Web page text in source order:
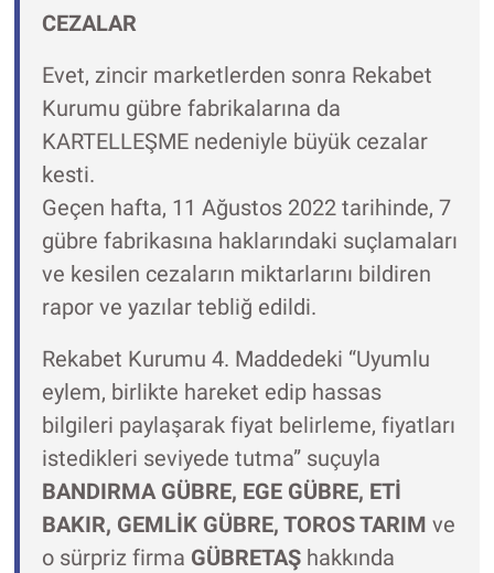
CEZALAR
Evet, zincir marketlerden sonra Rekabet
Kurumu gübre fabrikalarına da
KARTELLEŞME nedeniyle büyük cezalar
kesti.
Geçen hafta, 11 Ağustos 2022 tarihinde, 7
gübre fabrikasına haklarındaki suçlamaları
ve kesilen cezaların miktarlarını bildiren
rapor ve yazılar tebliğ edildi.
Rekabet Kurumu 4. Maddedeki “Uyumlu
eylem, birlikte hareket edip hassas
bilgileri paylaşarak fiyat belirleme, fiyatları
istedikleri seviyede tutma” suçuyla
BANDIRMA GÜBRE, EGE GÜBRE, ETİ
BAKIR, GEMLİK GÜBRE, TOROS TARIM ve
o sürpriz firma GÜBRETAŞ hakkında